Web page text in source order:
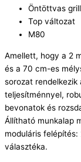
Öntöttvas
Top változat
M80
Amellett, hogy a 2
és a 70 cm-es
sorozat rendelkezik
teljesítménnyel,
bevonatok és
Állítható munkalap
moduláris
választéka.